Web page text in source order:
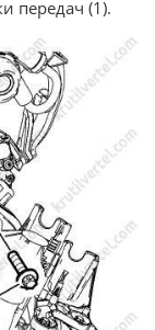
передач (1).